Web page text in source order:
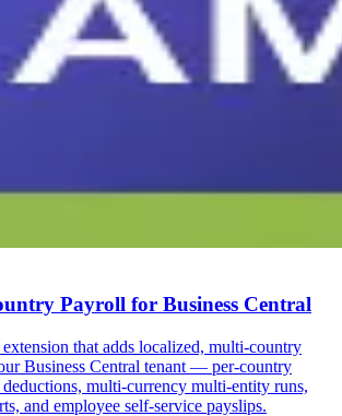
Payroll for Business Central
that adds localized, multi-country
Business Central tenant — per-country
multi-currency multi-entity runs,
and employee self-service payslips.